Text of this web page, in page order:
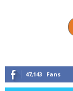
47,143 Fans